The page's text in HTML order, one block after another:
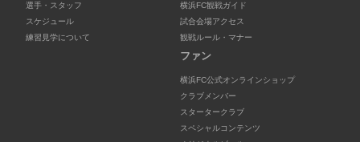
選手・スタッフ
スケジュール
練習見学について
横浜FC観戦ガイド
試合会場アクセス
観戦ルール・マナー
ファン
横浜FC公式オンラインショップ
クラブメンバー
スタータークラブ
スペシャルコンテンツ